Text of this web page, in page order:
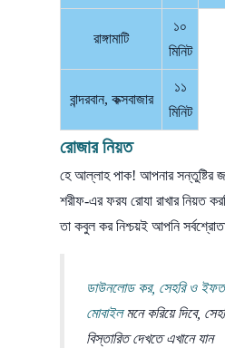
রাঙ্গামাটি
১০
মিনিট
বান্দরবান, কক্সবাজার
১১
মিনিট
রোজার নিয়ত
হে আল্লাহ পাক! আপনার সন্তুষ্টির
শরীফ-এর ফরয রোযা রাখার নিয়ত
তা কবুল কর নিশ্চয়ই আপনি
ডাউনলোড কর, সেহরি ও
মোবাইলমনে করিয়ে দিবে,
বিস্তারিত দেখতে এখানে যান